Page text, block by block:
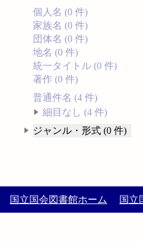
個人名 (0 件)
家族名 (0 件)
団体名 (0 件)
地名 (0 件)
統一タイトル (0 件)
著作 (0 件)
普通件名 (4 件)
細目なし (4 件)
ジャンル・形式 (0 件)
国立国会図書館ホーム 国立